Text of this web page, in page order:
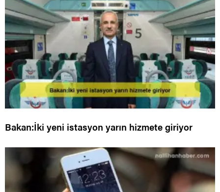
Bakan:İki yeni istasyon yarın hizmete giriyor